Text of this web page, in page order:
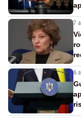
7
6